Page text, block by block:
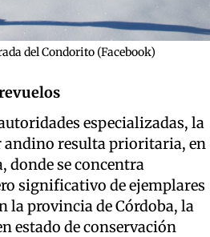
del Condorito (Facebook)
especializadas, la
andino resulta prioritaria, en
donde se concentra
significativo de ejemplares
la provincia de Córdoba, la
estado de conservación